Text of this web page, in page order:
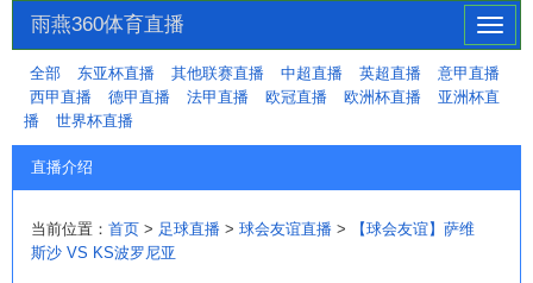
切
换
导
航
雨燕360体育直播
全部 东亚杯直播 其他联赛直播 中超直播 英超直播
意甲直播
西甲直播
德甲直播 法甲直播 欧冠直播 欧洲杯直播
亚洲杯直
播
世界杯直播
直播介绍
当前位置： 首页 > 足球直播 > 球会友谊直播 >
【球会友谊】萨维
斯沙 VS KS波罗尼亚